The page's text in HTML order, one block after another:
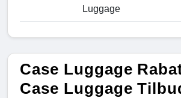
Luggage
Case Luggage
Case Luggage